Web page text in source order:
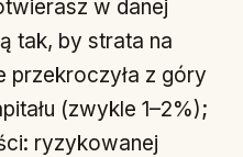
w danej
tak, by strata na
przekroczyła z góry
(zwykle 1–2%);
ryzykowanej